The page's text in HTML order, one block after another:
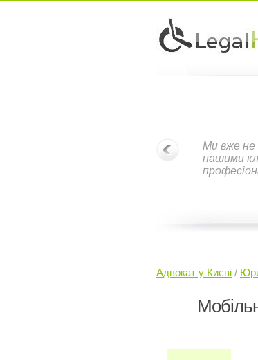
Ми вже не
нашими
Адвокат у Києві /